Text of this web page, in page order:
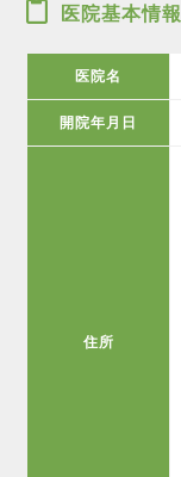
医院基本情報
医院名
開院年月日
住所